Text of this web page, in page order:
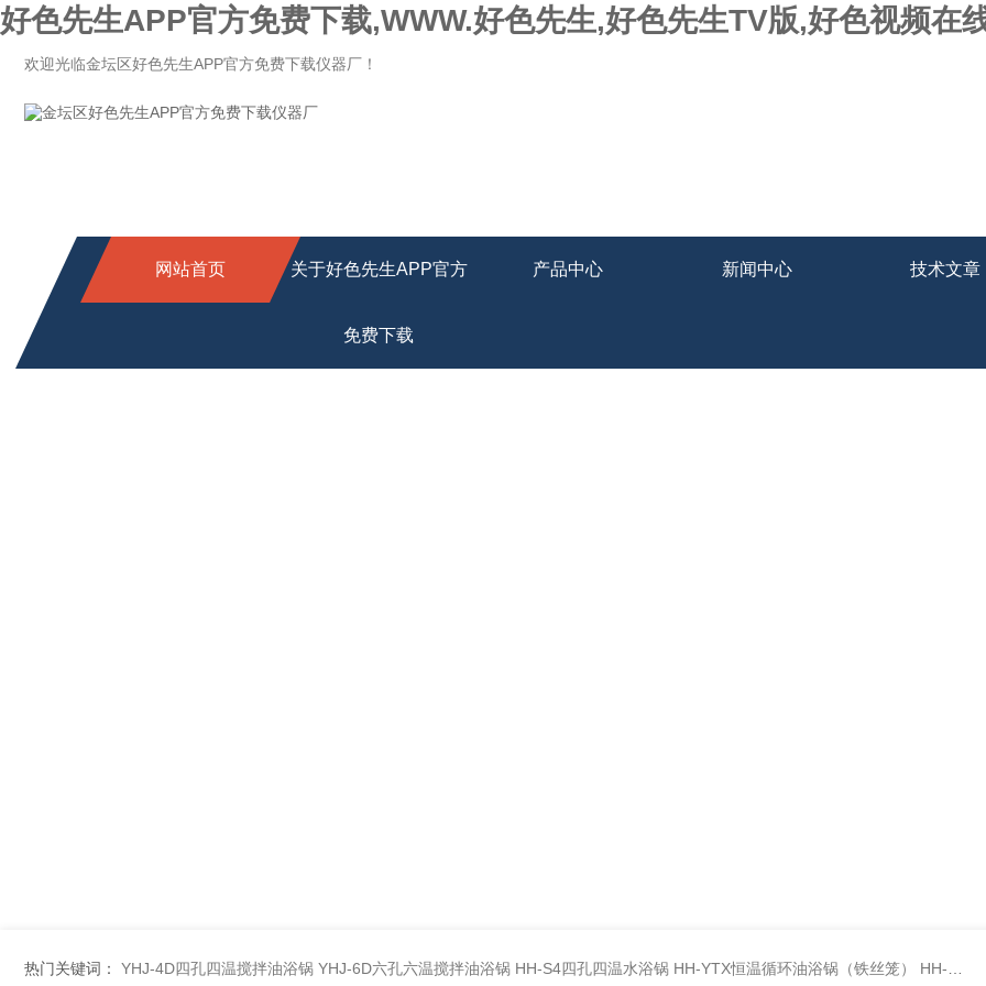
好色先生APP官方免费下载,WWW.好色先生,好色先生TV版,好色视频在
欢迎光临金坛区好色先生APP官方免费下载仪器厂！
网站首页 关于好色先生APP官方
免费下载
产品中心 新闻中心 技术文章
热门关键词： YHJ-4D四孔四温搅拌油浴锅 YHJ-6D六孔六温搅拌油浴锅 HH-S4四孔四温水浴锅 HH-YTX恒温循环油浴锅（铁丝笼） HH-S6六孔油浴锅